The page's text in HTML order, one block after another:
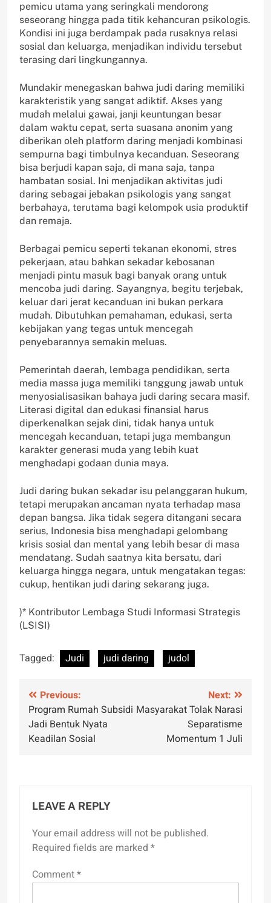
pemicu utama yang seringkali mendorong
seseorang hingga pada titik kehancuran psikologis.
Kondisi ini juga berdampak pada rusaknya relasi
sosial dan keluarga, menjadikan individu tersebut
terasing dari lingkungannya.
Mundakir menegaskan bahwa judi daring memiliki
karakteristik yang sangat adiktif. Akses yang
mudah melalui gawai, janji keuntungan besar
dalam waktu cepat, serta suasana anonim yang
diberikan oleh platform daring menjadi kombinasi
sempurna bagi timbulnya kecanduan. Seseorang
bisa berjudi kapan saja, di mana saja, tanpa
hambatan sosial. Ini menjadikan aktivitas judi
daring sebagai jebakan psikologis yang sangat
berbahaya, terutama bagi kelompok usia produktif
dan remaja.
Berbagai pemicu seperti tekanan ekonomi, stres
pekerjaan, atau bahkan sekadar kebosanan
menjadi pintu masuk bagi banyak orang untuk
mencoba judi daring. Sayangnya, begitu terjebak,
keluar dari jerat kecanduan ini bukan perkara
mudah. Dibutuhkan pemahaman, edukasi, serta
kebijakan yang tegas untuk mencegah
penyebarannya semakin meluas.
Pemerintah daerah, lembaga pendidikan, serta
media massa juga memiliki tanggung jawab untuk
menyosialisasikan bahaya judi daring secara masif.
Literasi digital dan edukasi finansial harus
diperkenalkan sejak dini, tidak hanya untuk
mencegah kecanduan, tetapi juga membangun
karakter generasi muda yang lebih kuat
menghadapi godaan dunia maya.
Judi daring bukan sekadar isu pelanggaran hukum,
tetapi merupakan ancaman nyata terhadap masa
depan bangsa. Jika tidak segera ditangani secara
serius, Indonesia bisa menghadapi gelombang
krisis sosial dan mental yang lebih besar di masa
mendatang. Sudah saatnya kita bersatu, dari
keluarga hingga negara, untuk mengatakan tegas:
cukup, hentikan judi daring sekarang juga.
)* Kontributor Lembaga Studi Informasi Strategis
(LSISI)
Tagged: Judi judi daring judol
Post
navigation
Previous:
Program Rumah Subsidi
Jadi Bentuk Nyata
Keadilan Sosial
Next:
Masyarakat Tolak Narasi
Separatisme
Momentum 1 Juli
LEAVE A REPLY
Your email address will not be published.
Required fields are marked *
Comment*